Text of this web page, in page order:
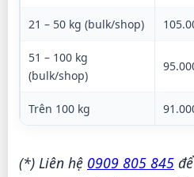
21 – 50 kg (bulk/shop)
51 – 100 kg
(bulk/shop)
Trên 100 kg
(*) Liên hệ 0909 805 845